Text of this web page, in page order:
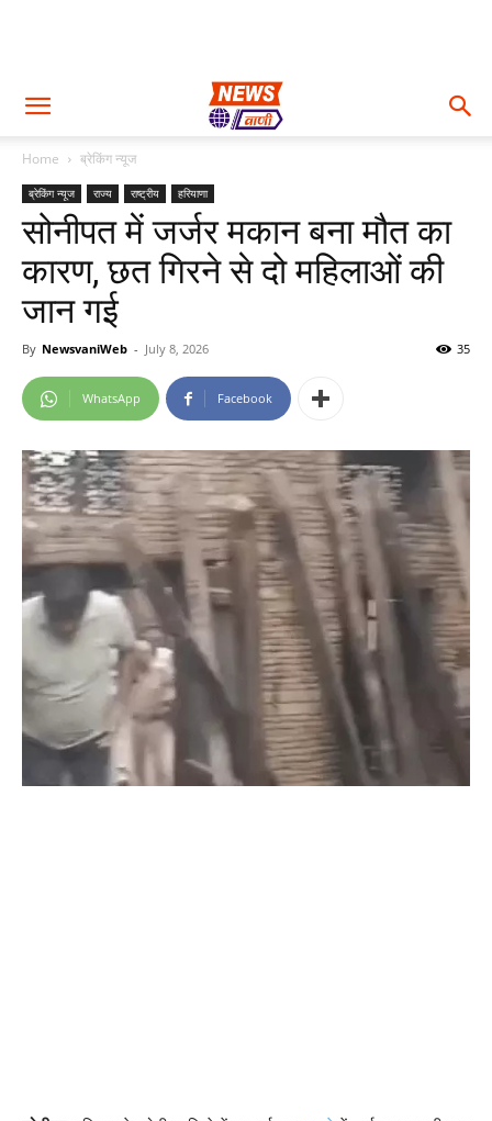
Home ब्रेकिंग न्यूज
ब्रेकिंग न्यूज राज्य राष्ट्रीय हरियाणा
सोनीपत में जर्जर मकान बना मौत का
कारण, छत गिरने से दो महिलाओं की
जान गई
By NewsvaniWeb - July 8, 2026 35
WhatsApp Facebook